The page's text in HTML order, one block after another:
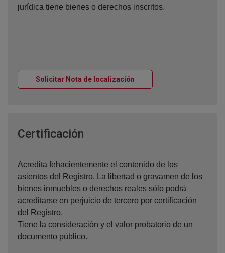
jurídica tiene bienes o derechos inscritos.
Solicitar Nota de localización
Certificación
Acredita fehacientemente el contenido de los
asientos del Registro. La libertad o gravamen de los
bienes inmuebles o derechos reales sólo podrá
acreditarse en perjuicio de tercero por certificación
del Registro.
Tiene la consideración y el valor probatorio de un
documento público.